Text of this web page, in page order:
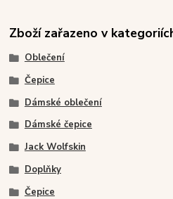
Zboží zařazeno v
Oblečení
Čepice
Dámské oblečení
Dámské čepice
Jack Wolfskin
Doplňky
Čepice